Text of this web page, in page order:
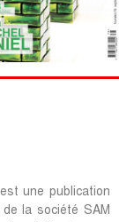
une publication
la société SAM